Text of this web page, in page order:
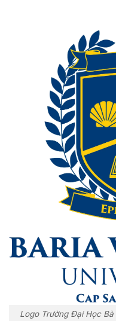
Logo Trường Đại Học Bà